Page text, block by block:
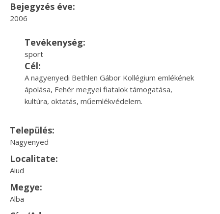
Bejegyzés éve:
2006
Tevékenység:
sport
Cél:
A nagyenyedi Bethlen Gábor Kollégium emlékének
ápolása, Fehér megyei fiatalok támogatása,
kultúra, oktatás, műemlékvédelem.
Település:
Nagyenyed
Localitate:
Aiud
Megye:
Alba